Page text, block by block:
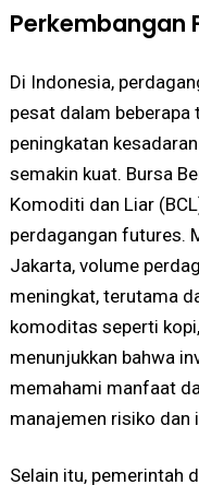
Perkembangan
Di Indonesia,
pesat dalam beberapa
peningkatan
semakin kuat. Bursa
Komoditi dan Liar
perdagangan futures.
Jakarta, volume
meningkat, terutama
komoditas seperti
menunjukkan bahwa
memahami manfaat
manajemen risiko dan
Selain itu, pemerintah